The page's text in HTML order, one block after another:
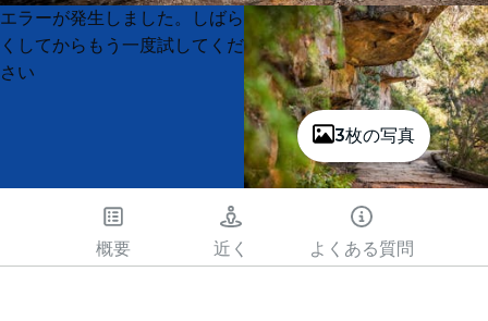
3枚の写真
Product
List
Product
List
エラーが発生しました。しばら
くしてからもう一度試してくだ
さい
概要 近く よくある質問